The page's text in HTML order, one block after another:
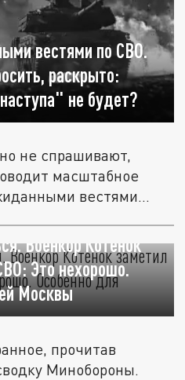
вестями по СВО.
раскрыто:
не будет?
не спрашивают,
масштабное
вестями...
Военкор Котенок
Это нехорошо.
Москвы
прочитав
Минобороны.